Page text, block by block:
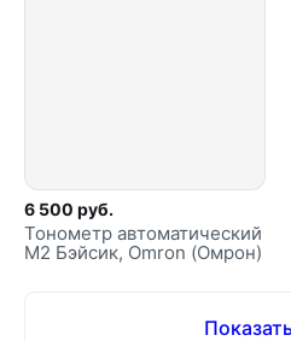
6 500 руб.
Тонометр автоматический
M2 Бэйсик, Omron (Омрон)